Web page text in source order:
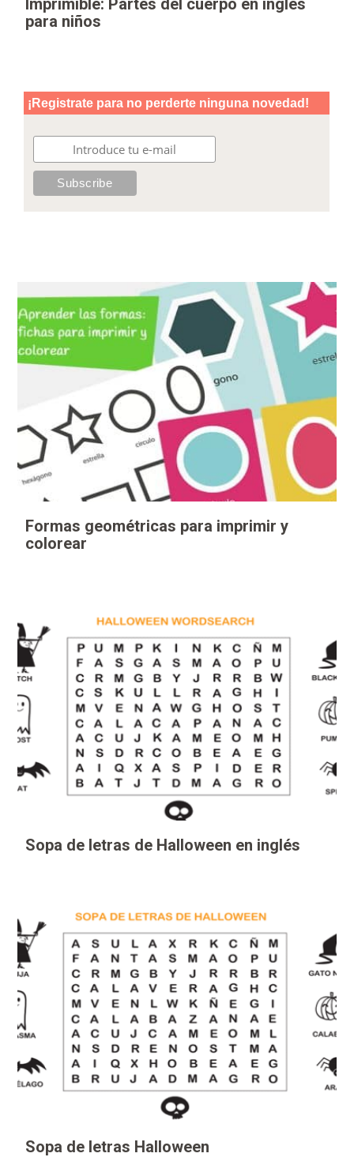
Imprimible: Partes del cuerpo en inglés
para niños
Formas geométricas para imprimir y
colorear
Sopa de letras de Halloween en inglés
Sopa de letras Halloween